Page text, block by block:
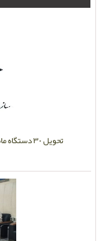
تحویل ۳۰ دستگاه ماشین آلات سنگین شهری به شهرداری های خراسان رضوی